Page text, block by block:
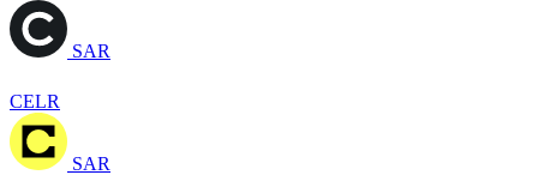
SAR
CELR
SAR